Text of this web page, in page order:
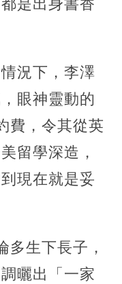
是出身書香
況下，李澤
眼神靈動的
費，令其從英
留學深造，
現在就是妥
多生下長子，
曬出「一家